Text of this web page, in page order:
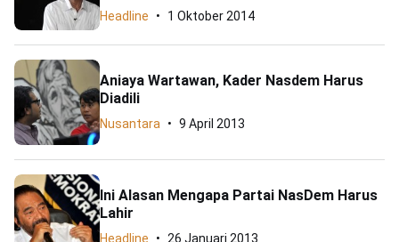
Headline 1 Oktober 2014
Aniaya Wartawan, Kader Nasdem Harus
Diadili
Nusantara 9 April 2013
Ini Alasan Mengapa Partai NasDem Harus
Lahir
Headline 26 Januari 2013